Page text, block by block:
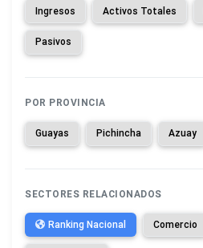
Ingresos Activos Totales
Pasivos
POR PROVINCIA
Guayas Pichincha Azuay
SECTORES RELACIONADOS
Ranking Nacional Comercio